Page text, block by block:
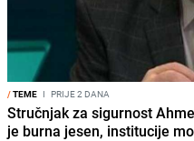
/TEME I PRIJE 2 DANA
Stručnjak za sigurnost
je burna jesen, institucije